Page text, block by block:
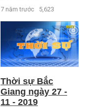
7 năm trước 5,623
Thời sự Bắc
Giang ngày 27 -
11 - 2019